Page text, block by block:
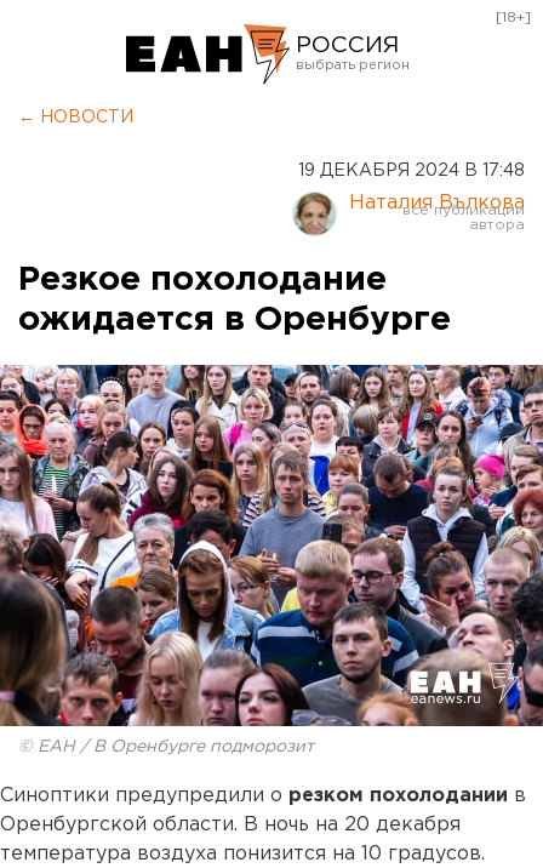
РОССИЯ
Курган
Оренбург
[18+]
← НОВОСТИ
19 ДЕКАБРЯ 2024 В 17:48
Наталия Вълкова
Резкое похолодание
ожидается в Оренбурге
© ЕАН / В Оренбурге подморозит
Синоптики предупредили о резком похолодании в
Оренбургской области. В ночь на 20 декабря
температура воздуха понизится на 10 градусов.